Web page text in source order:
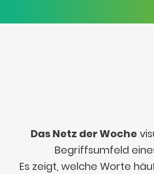
Das Netz der Woche
Begriffsumfeld
Es zeigt, welche Worte